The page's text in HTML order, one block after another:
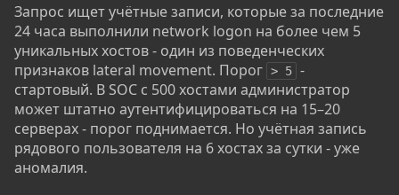
Запрос ищет учётные записи, которые за последние
24 часа выполнили network logon на более чем 5
уникальных хостов - один из поведенческих
признаков lateral movement. Порог > 5 -
стартовый. В SOC с 500 хостами администратор
может штатно аутентифицироваться на 15–20
серверах - порог поднимается. Но учётная запись
рядового пользователя на 6 хостах за сутки - уже
аномалия.